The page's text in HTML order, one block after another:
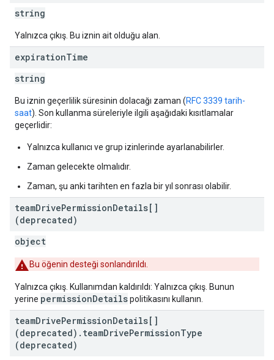
string
Yalnızca çıkış. Bu iznin ait olduğu alan.
expirationTime
string
Bu iznin geçerlilik süresinin dolacağı zaman (RFC 3339 tarih-
saat). Son kullanma süreleriyle ilgili aşağıdaki kısıtlamalar
geçerlidir:
Yalnızca kullanıcı ve grup izinlerinde ayarlanabilirler.
Zaman gelecekte olmalıdır.
Zaman, şu anki tarihten en fazla bir yıl sonrası olabilir.
teamDrivePermissionDetails[]
(deprecated)
object
Bu öğenin desteği sonlandırıldı.
Yalnızca çıkış. Kullanımdan kaldırıldı: Yalnızca çıkış. Bunun
yerine permissionDetailspolitikasını kullanın.
teamDrivePermissionDetails[]
(deprecated) . teamDrivePermissionType
(deprecated)